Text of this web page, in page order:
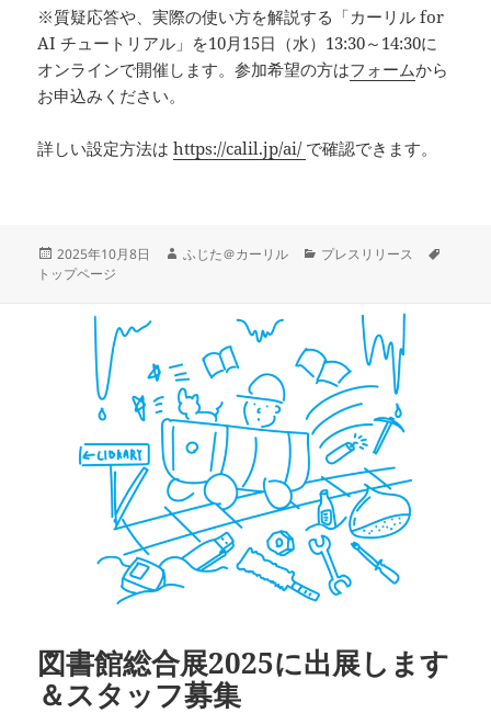
※質疑応答や、実際の使い方を解説する「カーリル for
AI チュートリアル」を10月15日（水）13:30～14:30に
オンラインで開催します。参加希望の方はフォームから
お申込みください。
詳しい設定方法はhttps://calil.jp/ai/ で確認できます。
投
稿
2025年10月8日
作
ふじた＠カーリル
カ
プレスリリース
トップページ
図書館総合展2025に出展します
＆スタッフ募集